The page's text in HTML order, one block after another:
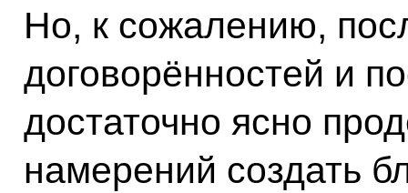
Но, к сожалению,
договорённостей и
достаточно ясно
намерений создать